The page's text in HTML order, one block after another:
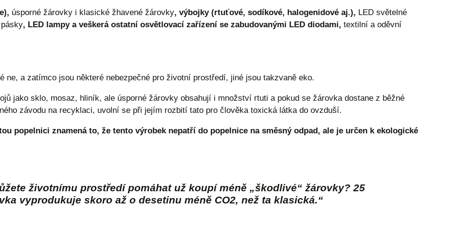
úsporné žárovky i klasické žhavené žárovky, výbojky (rtuťové, sodíkové, halogenidové aj.), LED světelné
, LED lampy a veškerá ostatní osvětlovací zařízení se zabudovanými LED diodami, textilní a oděvní
ne, a zatímco jsou některé nebezpečné pro životní prostředí, jiné jsou takzvaně eko.
jako sklo, mosaz, hliník, ale úsporné žárovky obsahují i množství rtuti a pokud se žárovka dostane z běžné
závodu na recyklaci, uvolní se při jejím rozbití tato pro člověka toxická látka do ovzduší.
popelnici znamená to, že tento výrobek nepatří do popelnice na směsný odpad, ale je určen k ekologické
životnímu prostředí pomáhat už koupí méně „škodlivé“ žárovky? 25
vyprodukuje skoro až o desetinu méně CO2, než ta klasická.“